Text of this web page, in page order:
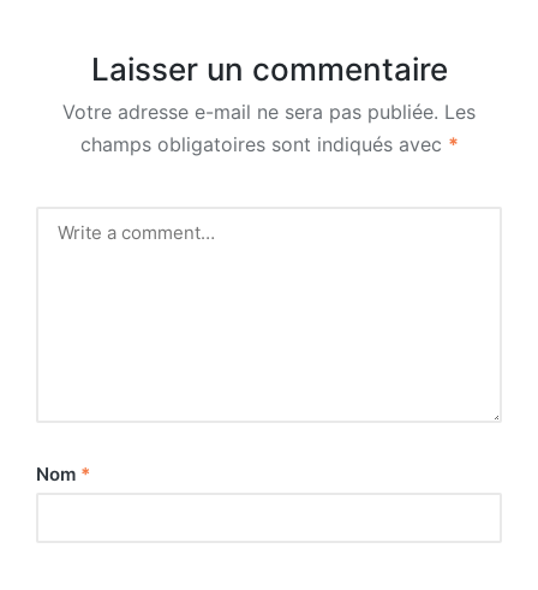
Laisser un commentaire
Votre adresse e-mail ne sera pas publiée. Les
champs obligatoires sont indiqués avec *
Nom *